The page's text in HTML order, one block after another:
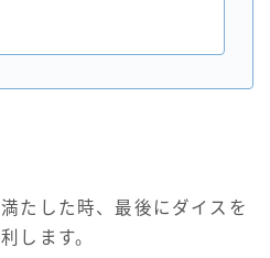
たした時、最後にダイスを
します。